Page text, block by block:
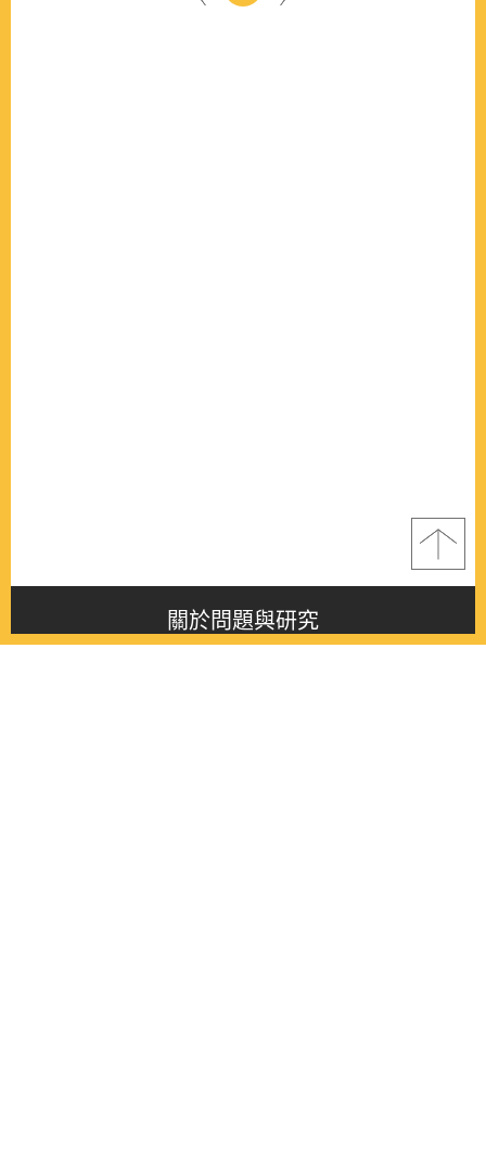
關於問題與研究
About this journal